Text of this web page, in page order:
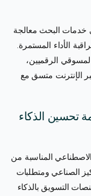
خدمات البحث معالجة
الأداء المستمرة.
لمسوقي الرقميين،
الإنترنت متسق مع
تحسين الذكاء
المناسبة من
الصناعي ومتطلبات
التسويق بالذكاء